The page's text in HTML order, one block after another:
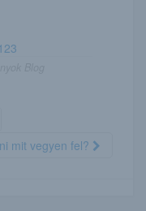
mit vegyen fel?